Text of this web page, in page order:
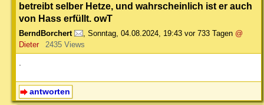
betreibt selber Hetze, und wahrscheinlich ist er auch
von Hass erfüllt. owT
BerndBorchert , Sonntag, 04.08.2024, 19:43 vor 733 Tagen @
Dieter
2435 Views
.
antworten